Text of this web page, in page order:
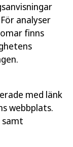
analyser
finns
med länk
webbplats.